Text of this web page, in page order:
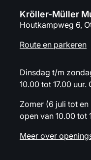
Kröller-Müller
Houtkampweg 6,
Route en parkeren
Dinsdag t/m
10.00 tot 17.00 uur.
Zomer (6 juli tot
open van 10.00 tot
Meer over